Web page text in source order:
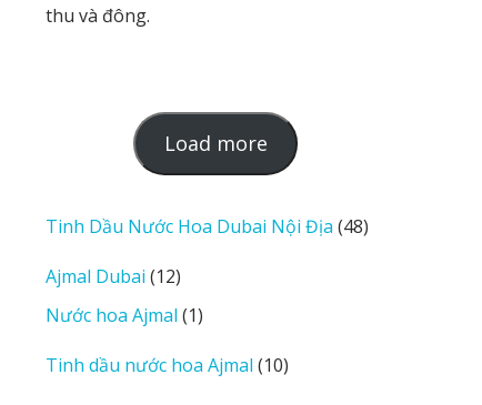
thu và đông.
Load moreL
o
d
r
Tinh Dầu Nước Hoa Dubai Nội Địa 4848
Ajmal Dubai 1212
sản
phẩm
Nước hoa Ajmal 11
phẩm
Tinh dầu nước hoa Ajmal 1010